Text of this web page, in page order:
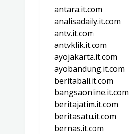
antara.it.com
analisadaily.it.com
antv.it.com
antvklik.it.com
ayojakarta.it.com
ayobandung.it.com
beritabali.it.com
bangsaonline.it.com
beritajatim.it.com
beritasatu.it.com
bernas.it.com